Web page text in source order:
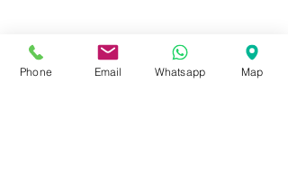
Phone Email Whatsapp Map